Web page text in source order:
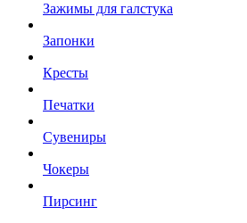
Зажимы для галстука
Запонки
Кресты
Печатки
Сувениры
Чокеры
Пирсинг